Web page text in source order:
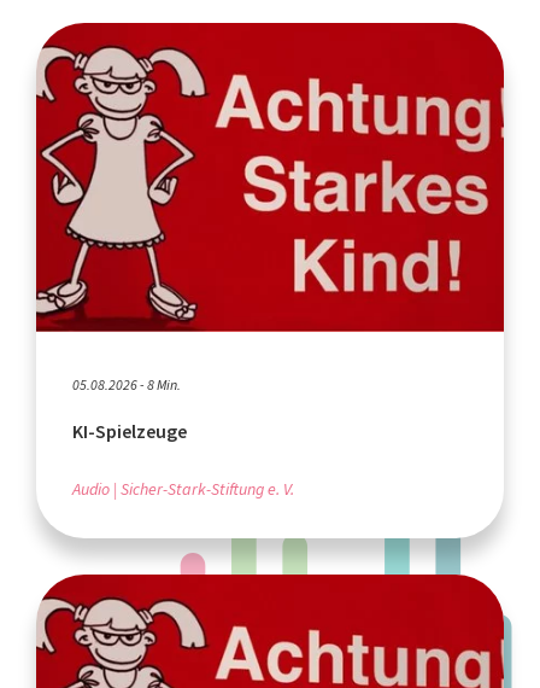
05.08.2026 - 8 Min.
KI-Spielzeuge
Audio Sicher-Stark-Stiftung e. V.